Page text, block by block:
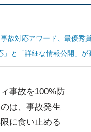
故対応アワード、最優秀
」と「詳細な情報公開」が
事故を100%防
は、事故発生
に食い止める